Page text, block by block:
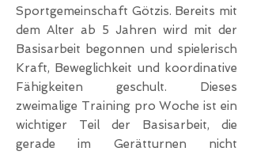
Sportgemeinschaft Götzis. Bereits mit
dem Alter ab 5 Jahren wird mit der
Basisarbeit begonnen und spielerisch
Kraft, Beweglichkeit und koordinative
Fähigkeiten geschult. Dieses
zweimalige Training pro Woche ist ein
wichtiger Teil der Basisarbeit, die
gerade im Gerätturnen nicht